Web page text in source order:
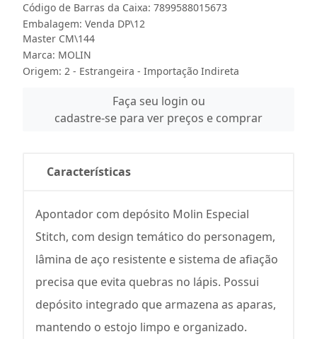
Código de Barras da Caixa: 7899588015673
Embalagem: Venda DP\12
Master CM\144
Marca: MOLIN
Origem: 2 - Estrangeira - Importação Indireta
Faça seu login ou
cadastre-se para ver preços e comprar
Características
Apontador com depósito Molin Especial
Stitch, com design temático do personagem,
lâmina de aço resistente e sistema de afiação
precisa que evita quebras no lápis. Possui
depósito integrado que armazena as aparas,
mantendo o estojo limpo e organizado.